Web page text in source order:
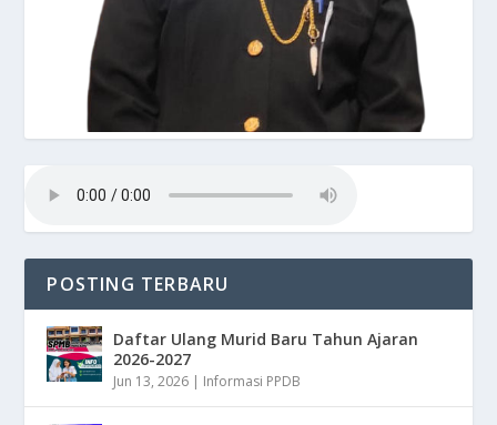
POSTING TERBARU
Daftar Ulang Murid Baru Tahun Ajaran
2026-2027
Jun 13, 2026 | Informasi PPDB